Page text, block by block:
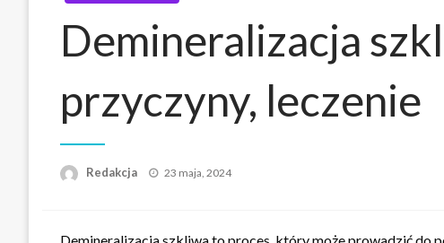
Demineralizacja
przyczyny, leczenie
Redakcja Napisano
23 maja, 2024